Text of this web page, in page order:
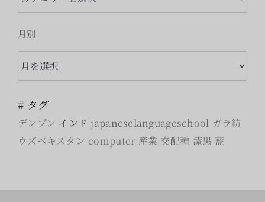
テ
ゴ
ー
月別
月
別
# タグ
デンプン インド japaneselanguageschool ガラ紡
ウズベキスタン computer 産業 交配種 漆黒 藍